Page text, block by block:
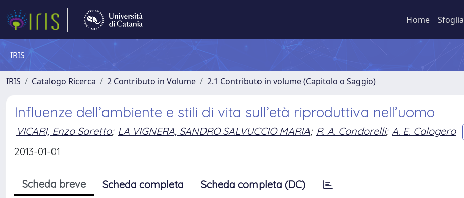
Home Sfoglia
IRIS
IRIS Catalogo Ricerca 2 Contributo in Volume 2.1 Contributo in volume (Capitolo o Saggio)
Influenze dell’ambiente e stili di vita sull’età riproduttiva nell’uomo
VICARI, Enzo Saretto; LA VIGNERA, SANDRO SALVUCCIO MARIA; R. A. Condorelli; A. E. Calogero
2013-01-01
Scheda breve Scheda completa Scheda completa (DC)